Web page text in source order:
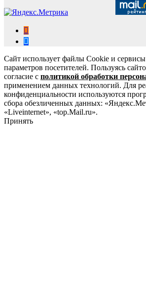
Сайт использует файлы Cookie и
параметров посетителей. Пользуясь
согласие с политикой обработки
применением данных технологий. Для
конфиденциальности используются
сбора обезличенных данных:
«Liveinternet», «top.Mail.ru».
Принять